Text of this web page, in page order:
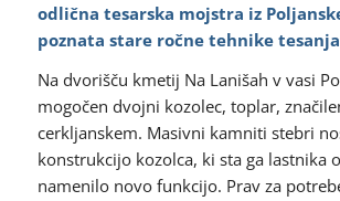
odlična tesarska mojstra iz
poznata stare ročne tehnike
Na dvorišču kmetij Na Lanišah v vasi
mogočen dvojni kozolec, toplar,
cerkljanskem. Masivni kamniti stebri
konstrukcijo kozolca, ki sta ga lastnika
namenilo novo funkcijo. Prav za